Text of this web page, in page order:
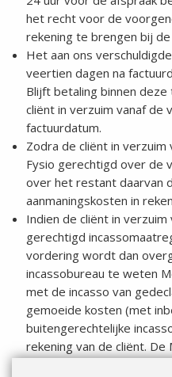
het recht voor de
rekening te brengen bij de
Het aan ons
veertien dagen na
Blijft betaling binnen
cliënt in verzuim vanaf de
factuurdatum.
Zodra de cliënt in verzuim
Fysio gerechtigd over de
over het restant daarvan
aanmaningskosten in
Indien de cliënt in
gerechtigd
vordering wordt dan
incassobureau te weten
met de incasso van
gemoeide kosten (met
buitengerechtelijke
rekening van de cliënt. De